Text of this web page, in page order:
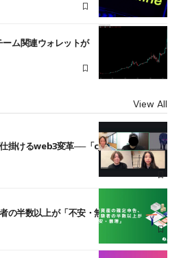
ム関連ウォレットが
View All
掛けるweb3変革──「cJPY」とAIの融合
の半数以上が「不安・無理」